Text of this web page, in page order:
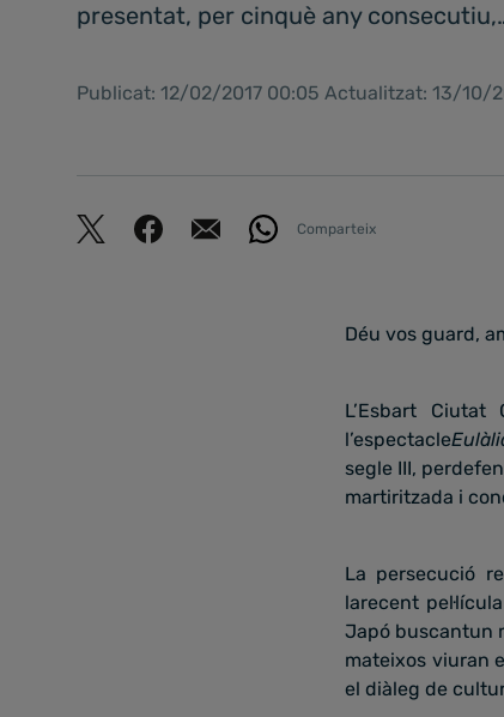
presentat, per cinquè any
Publicat: 12/02/2017 00:05 Actualitzat: 13/10/
Comparteix
Déu vos guard,
L’Esbart
l’espectacle
segle III,
martiritzada i
La persecució
larecent
Japó buscantun
mateixos viuran
el diàleg de